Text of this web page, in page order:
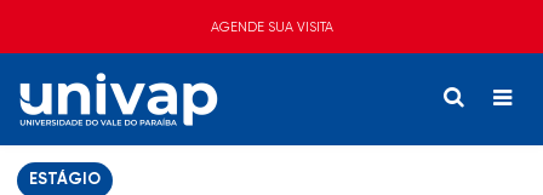
AGENDE SUA VISITA
ESTÁGIO